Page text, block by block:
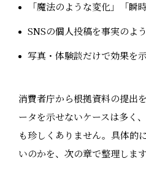
「魔法のような変化」「瞬
SNSの個人投稿を事実のよ
写真・体験談だけで効果を
消費者庁から根拠資料の提出
ータを示せないケースは多く
も珍しくありません。具体的
いのかを、次の章で整理します